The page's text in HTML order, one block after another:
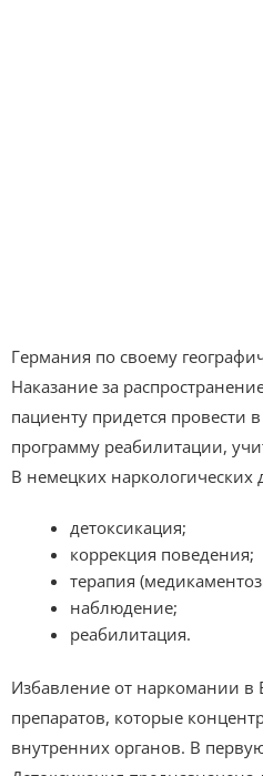
Германия по своему
Наказание за
пациенту придется провести
программу реабилитации,
В немецких наркологических
детоксикация;
коррекция поведения;
терапия
наблюдение;
реабилитация.
Избавление от наркомании в
препаратов, которые
внутренних органов. В